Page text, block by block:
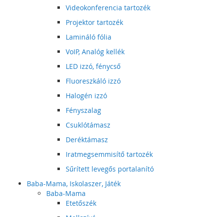
Videokonferencia tartozék
Projektor tartozék
Lamináló fólia
VoIP, Analóg kellék
LED izzó, fénycső
Fluoreszkáló izzó
Halogén izzó
Fényszalag
Csuklótámasz
Deréktámasz
Iratmegsemmisítő tartozék
Sűrített levegős portalanító
Baba-Mama, Iskolaszer, Játék
Baba-Mama
Etetőszék